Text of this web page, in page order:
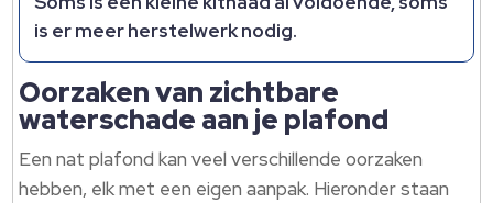
is er meer herstelwerk nodig.
Oorzaken van zichtbare
waterschade aan je plafond
Een nat plafond kan veel verschillende oorzaken
hebben, elk met een eigen aanpak. Hieronder staan